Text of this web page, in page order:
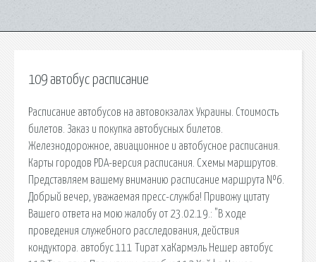
109 автобус расписание
Расписание автобусов на автовокзалах Украины. Стоимость
билетов. Заказ и покупка автобусных билетов.
Железнодорожное, авиационное и автобусное расписания.
Карты городов PDA-версия расписания. Схемы маршрутов.
Представляем вашему вниманию расписание маршрута №6.
Добрый вечер, уважаемая пресс-служба! Привожу цитату
Вашего ответа на мою жалобу от 23.02.19.: "В ходе
проведения служебного расследования, действия
кондуктора. автобус 111 Тират хаКармэль Нешер автобус